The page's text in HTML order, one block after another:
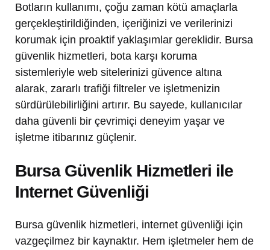
Botların kullanımı, çoğu zaman kötü amaçlarla
gerçekleştirildiğinden, içeriğinizi ve verilerinizi
korumak için proaktif yaklaşımlar gereklidir. Bursa
güvenlik hizmetleri, bota karşı koruma
sistemleriyle web sitelerinizi güvence altına
alarak, zararlı trafiği filtreler ve işletmenizin
sürdürülebilirliğini artırır. Bu sayede, kullanıcılar
daha güvenli bir çevrimiçi deneyim yaşar ve
işletme itibarınız güçlenir.
Bursa Güvenlik Hizmetleri ile
Internet Güvenliği
Bursa güvenlik hizmetleri, internet güvenliği için
vazgeçilmez bir kaynaktır. Hem işletmeler hem de